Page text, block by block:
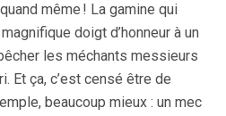
même ! La gamine qui
doigt d’honneur à un
les méchants messieurs
Et ça, c’est censé être de
beaucoup mieux : un mec